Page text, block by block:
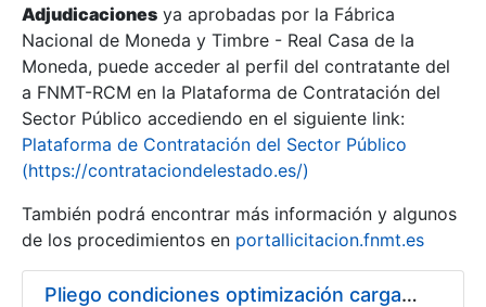
Erakutsi/Ezkutatu
Erakutsi/Ezkutatu
Adjudicaciones ya aprobadas por la Fábrica
Nacional de Moneda y Timbre - Real Casa de la
Moneda, puede acceder al perfil del contratante del
a FNMT-RCM en la Plataforma de Contratación del
Sector Público accediendo en el siguiente link:
Plataforma de Contratación del Sector Público
(https://contrataciondelestado.es/)
También podrá encontrar más información y algunos
de los procedimientos en portallicitacion.fnmt.es
Pliego condiciones optimización cargas compras firmado